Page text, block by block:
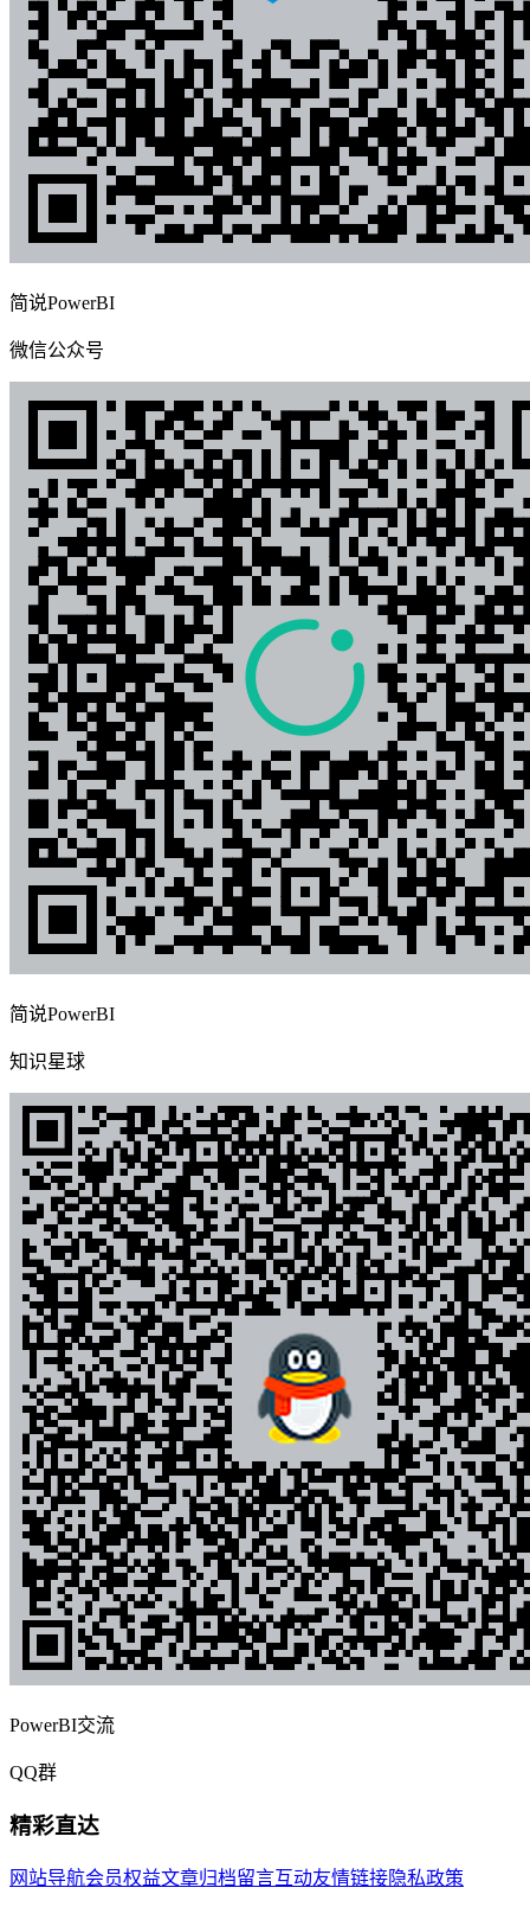
简说PowerBI
微信公众号
简说PowerBI
知识星球
PowerBI交流
QQ群
精彩直达
网站导航会员权益文章归档留言互动友情链接隐私政策